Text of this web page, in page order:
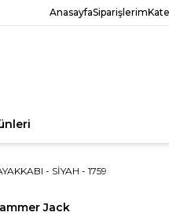
AnasayfaSiparişlerim
- SIYAH - 1759
Jack